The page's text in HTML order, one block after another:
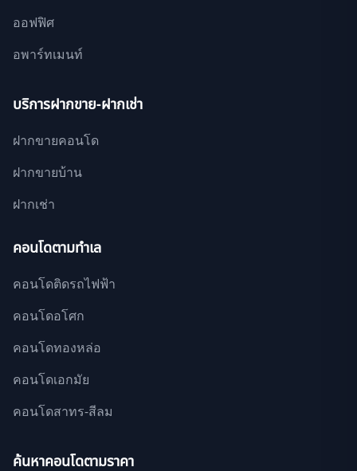
ออฟฟิศ
อพาร์ทเมนท์
บริการฝากขาย-ฝากเช่า
ฝากขายคอนโด
ฝากขายบ้าน
ฝากเช่า
คอนโดตามทำเล
คอนโดติดรถไฟฟ้า
คอนโดอโศก
คอนโดทองหล่อ
คอนโดเอกมัย
คอนโดสาทร-สีลม
ค้นหาคอนโดตามราคา